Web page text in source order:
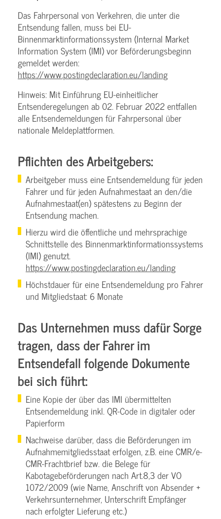
Das Fahrpersonal von Verkehren, die unter die
Entsendung fallen, muss bei EU-
Binnenmarktinformationssystem (Internal Market
Information System (IMI) vor Beförderungsbeginn
gemeldet werden:
https://www.postingdeclaration.eu/landing
Hinweis: Mit Einführung EU-einheitlicher
Entsenderegelungen ab 02. Februar 2022 entfallen
alle Entsendemeldungen für Fahrpersonal über
nationale Meldeplattformen.
Pflichten des Arbeitgebers:
Arbeitgeber muss eine Entsendemeldung für jeden
Fahrer und für jeden Aufnahmestaat an den/die
Aufnahmestaat(en) spätestens zu Beginn der
Entsendung machen.
Hierzu wird die öffentliche und mehrsprachige
Schnittstelle des Binnenmarktinformationssystems
(IMI) genutzt.
https://www.postingdeclaration.eu/landing
Höchstdauer für eine Entsendemeldung pro Fahrer
und Mitgliedstaat: 6 Monate
Das Unternehmen muss dafür Sorge
tragen, dass der Fahrer im
Entsendefall folgende Dokumente
bei sich führt:
Eine Kopie der über das IMI übermittelten
Entsendemeldung inkl. QR-Code in digitaler oder
Papierform
Nachweise darüber, dass die Beförderungen im
Aufnahmemitgliedsstaat erfolgen, z.B. eine CMR/e-
CMR-Frachtbrief bzw. die Belege für
Kabotagebeförderungen nach Art.8,3 der VO
1072/2009 (wie Name, Anschrift von Absender +
Verkehrsunternehmer, Unterschrift Empfänger
nach erfolgter Lieferung etc.)